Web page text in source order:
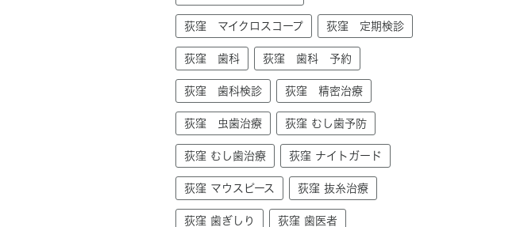
荻窪 マイクロスコープ 荻窪 定期検診
荻窪 歯科 荻窪 歯科 予約
荻窪 歯科検診 荻窪 精密治療
荻窪 虫歯治療 荻窪 むし歯予防
荻窪 むし歯治療 荻窪 ナイトガード
荻窪 マウスピース 荻窪 抜糸治療
荻窪 歯ぎしり 荻窪 歯医者